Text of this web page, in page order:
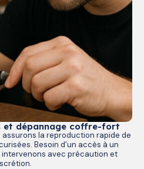
et dépannage coffre-fort
la reproduction rapide de
Besoin d’un accès à un
avec précaution et